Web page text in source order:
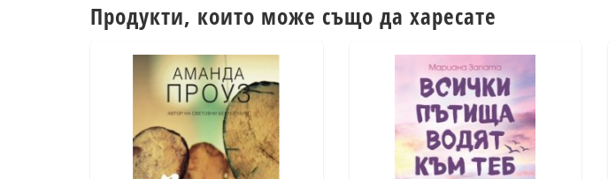
Продукти, които може също да харесате